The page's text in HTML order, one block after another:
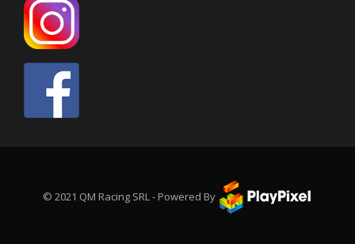
© 2021 QM Racing SRL - Powered By